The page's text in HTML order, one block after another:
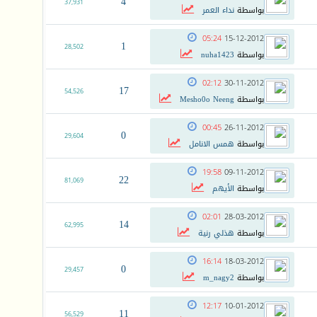
بواسطةنداء العمر
15-12-2012
05:24
بواسطة nuha1423
1
28,502
30-11-2012
02:12
بواسطةMesho0o Neeng
17
54,526
26-11-2012
00:45
بواسطة همس الانامل 0
29,604
09-11-2012
19:58
بواسطة الأيهم 22
81,069
28-03-2012
02:01
بواسطة هذلي رنية 14
62,995
18-03-2012
16:14
بواسطة m_nagy2
0
29,457
10-01-2012
12:17
56,529